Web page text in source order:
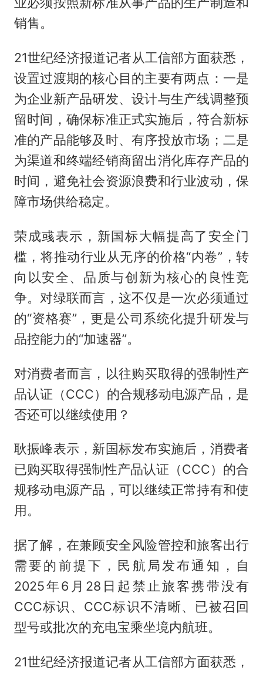
销售。
21世纪经济报道记者从工信部方面获悉，
设置过渡期的核心目的主要有两点：一是
为企业新产品研发、设计与生产线调整预
留时间，确保标准正式实施后，符合新标
准的产品能够及时、有序投放市场；二是
为渠道和终端经销商留出消化库存产品的
时间，避免社会资源浪费和行业波动，保
障市场供给稳定。
荣成彧表示，新国标大幅提高了安全门
槛，将推动行业从无序的价格“内卷”，转
向以安全、品质与创新为核心的良性竞
争。对绿联而言，这不仅是一次必须通过
的“资格赛”，更是公司系统化提升研发与
品控能力的“加速器”。
对消费者而言，以往购买取得的强制性产
品认证（CCC）的合规移动电源产品，是
否还可以继续使用？
耿振峰表示，新国标发布实施后，消费者
已购买取得强制性产品认证（CCC）的合
规移动电源产品，可以继续正常持有和使
用。
据了解，在兼顾安全风险管控和旅客出行
需要的前提下，民航局发布通知，自
2025年6月28日起禁止旅客携带没有
CCC标识、CCC标识不清晰、已被召回
型号或批次的充电宝乘坐境内航班。
21世纪经济报道记者从工信部方面获悉，